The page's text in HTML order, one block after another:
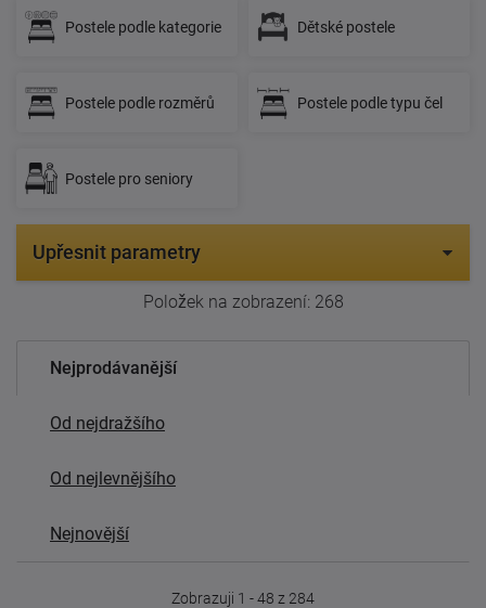
Postele podle kategorie Dětské postele
Postele podle rozměrů Postele podle typu čel
Postele pro seniory
Upřesnit parametry
Položek na zobrazení: 268
Nejprodávanější
Od nejdražšího
Od nejlevnějšího
Nejnovější
Zobrazuji 1 - 48 z 284